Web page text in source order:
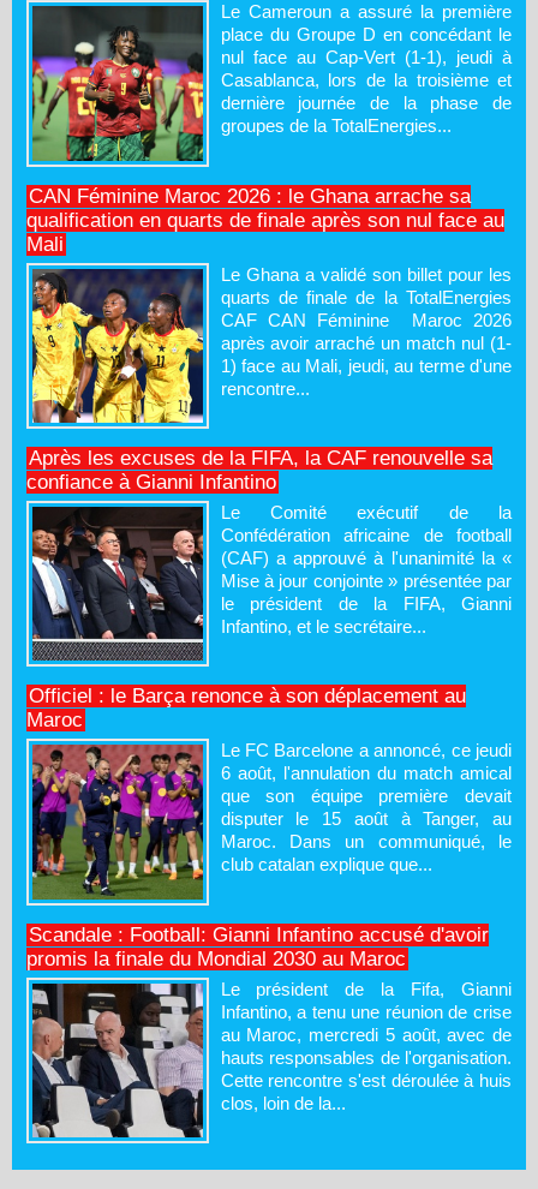
Le Cameroun a assuré la première
place du Groupe D en concédant le
nul face au Cap-Vert (1-1), jeudi à
Casablanca, lors de la troisième et
dernière journée de la phase de
groupes de la TotalEnergies...
CAN Féminine Maroc 2026 : le Ghana arrache sa
qualification en quarts de finale après son nul face au
Mali
Le Ghana a validé son billet pour les
quarts de finale de la TotalEnergies
CAF CAN Féminine Maroc 2026
après avoir arraché un match nul (1-
1) face au Mali, jeudi, au terme d'une
rencontre...
Après les excuses de la FIFA, la CAF renouvelle sa
confiance à Gianni Infantino
Le Comité exécutif de la
Confédération africaine de football
(CAF) a approuvé à l'unanimité la «
Mise à jour conjointe » présentée par
le président de la FIFA, Gianni
Infantino, et le secrétaire...
Officiel : le Barça renonce à son déplacement au
Maroc
Le FC Barcelone a annoncé, ce jeudi
6 août, l'annulation du match amical
que son équipe première devait
disputer le 15 août à Tanger, au
Maroc. Dans un communiqué, le
club catalan explique que...
Scandale : Football: Gianni Infantino accusé d'avoir
promis la finale du Mondial 2030 au Maroc
Le président de la Fifa, Gianni
Infantino, a tenu une réunion de crise
au Maroc, mercredi 5 août, avec de
hauts responsables de l'organisation.
Cette rencontre s'est déroulée à huis
clos, loin de la...